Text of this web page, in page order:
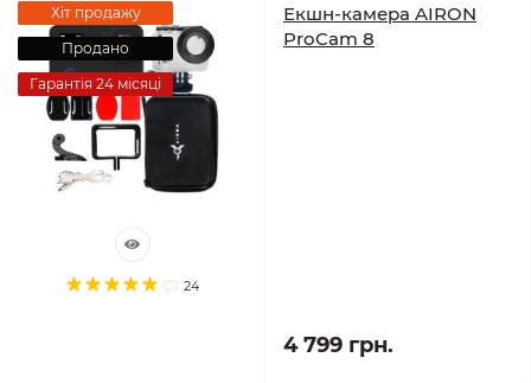
Хіт продажу
Продано
Гарантія 24 місяці
24
Екшн-камера AIRON
ProCam 8
4 799 грн.